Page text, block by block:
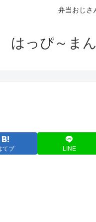
弁当おじさ
はっぴ～ま
てブ LINE